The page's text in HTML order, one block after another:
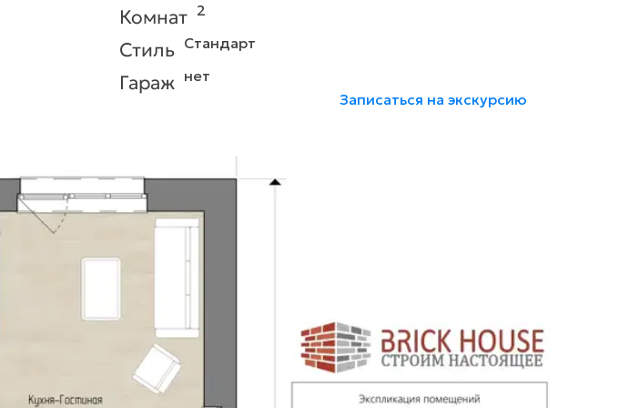
Комнат 2
Стиль Стандарт
Гараж нет
Записаться на экскурсию